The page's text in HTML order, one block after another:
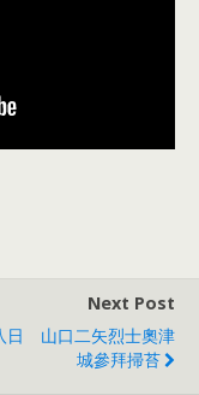
Next Post
日 山口二矢烈士奧津
城參拜掃苔